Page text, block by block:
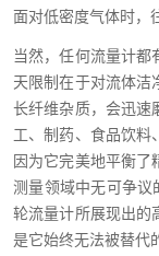
面对低密度气体时，
当然，任何流量计都
天限制在于对流体洁
长纤维杂质，会迅速
工、制药、食品饮料
因为它完美地平衡了
测量领域中无可争议
轮流量计所展现出的
是它始终无法被替代